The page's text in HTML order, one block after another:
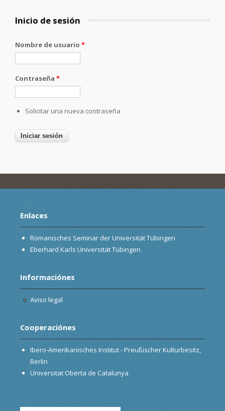
Inicio de sesión
Nombre de usuario *
Contraseña *
Solicitar una nueva contraseña
Enlaces
Romanisches Seminar der Universität Tübingen
Eberhard Karls Universität Tübingen
Informaciónes
Aviso legal
Cooperaciónes
Ibero-Amerikanisches Institut - Preußischer Kulturbesitz,
Berlin
Universitat Oberta de Catalunya